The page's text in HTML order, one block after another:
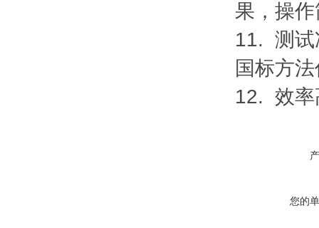
果，操
11. 测试
国标方
12. 效率
您的